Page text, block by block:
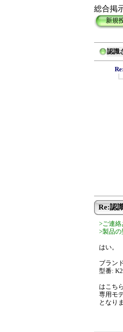
総合掲
新規
認識
Re:認
>ご連絡
>製品の
はい。
ブラン
型番:
はこち
専用モ
となり